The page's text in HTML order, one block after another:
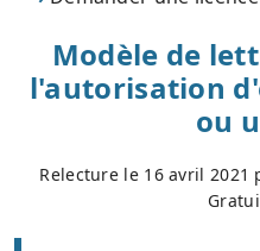
Modèle de
l'autorisation
ou
Relecture le 16 avril 2021